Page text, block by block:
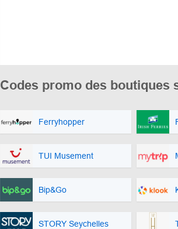
Codes promo des boutiques
Ferryhopper
TUI Musement
Bip&Go
STORY Seychelles